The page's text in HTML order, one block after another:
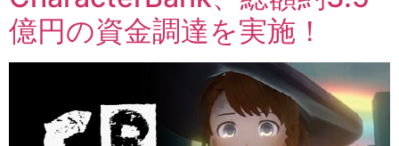
億円の資⾦調達を実施！